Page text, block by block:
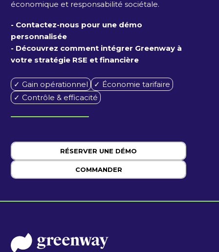
économique et responsabilité sociétale.
- Contactez-nous pour une démo
personnalisée
- Découvrez comment intégrer Greenway à
votre stratégie RSE et financière
✓ Gain opérationnel
✓ Économie tarifaire
✓ Contrôle & efficacité
RÉSERVER UNE DÉMO
COMMANDER